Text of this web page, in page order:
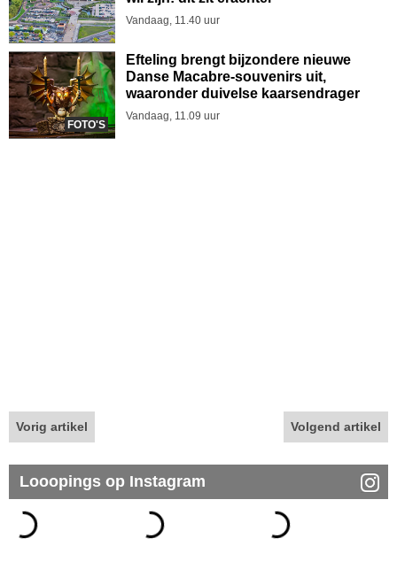
Vandaag, 11.40 uur
FOTO'S
Efteling brengt bijzondere nieuwe
Danse Macabre-souvenirs uit,
waaronder duivelse kaarsendrager
Vandaag, 11.09 uur
Vorig artikel Volgend artikel
Looopings op Instagram